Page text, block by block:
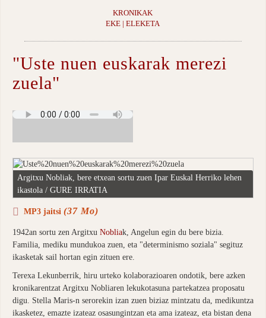
KRONIKAK
EKE | ELEKETA
"Uste nuen euskarak merezi
zuela"
Argitxu Nobliak, bere etxean sortu zuen Ipar Euskal Herriko lehen
ikastola / GURE IRRATIA
MP3 jaitsi (37 Mo)
1942an sortu zen Argitxu Nobliak, Angelun egin du bere bizia.
Familia, mediku mundukoa zuen, eta "determinismo soziala" segituz
ikasketak sail hortan egin zituen ere.
Terexa Lekunberrik, hiru urteko kolaborazioaren ondotik, bere azken
kronikarentzat Argitxu Nobliaren lekukotasuna partekatzea proposatu
digu. Stella Maris-n serorekin izan zuen biziaz mintzatu da, medikuntza
ikasketez, emazte izateaz osasungintzan eta ama izateaz, eta bistan dena